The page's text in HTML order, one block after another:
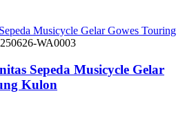
Musicycle Gelar Gowes Touring
Sepeda Musicycle Gelar
Kulon